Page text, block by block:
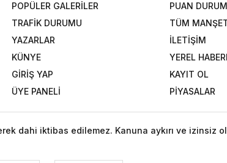
POPÜLER GALERİLER
PUAN
TRAFİK DURUMU
TÜM
YAZARLAR
İLETİŞİM
KÜNYE
YEREL
GİRİŞ YAP
KAYIT OL
ÜYE PANELİ
PİYASALAR
dahi iktibas edilemez. Kanuna aykırı ve izinsiz